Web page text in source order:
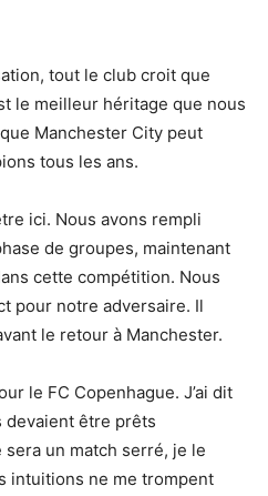
tout le club croit que
le meilleur héritage que nous
Manchester City peut
tous les ans.
ici. Nous avons rempli
de groupes, maintenant
cette compétition. Nous
pour notre adversaire. Il
le retour à Manchester.
le FC Copenhague. J’ai dit
devaient être prêts
un match serré, je le
intuitions ne me trompent